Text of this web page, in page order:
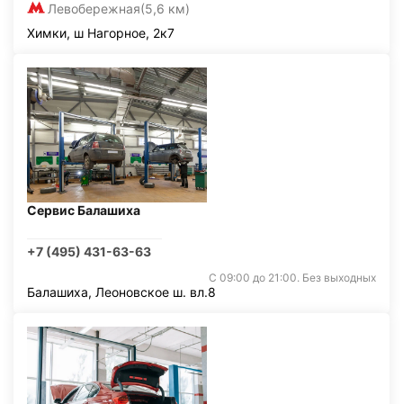
Левобережная(5,6 км)
Химки, ш Нагорное, 2к7
Сервис Балашиха
+7 (495) 431-63-63
С 09:00 до 21:00. Без выходных
Балашиха, Леоновское ш. вл.8